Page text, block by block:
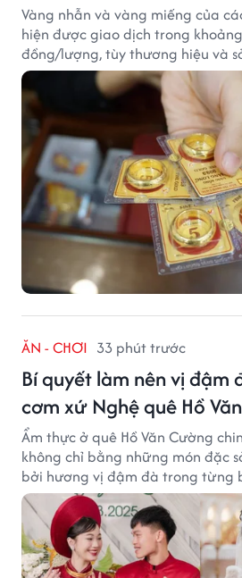
Vàng nhẫn và vàng miếng của
hiện được giao dịch trong
đồng/lượng, tùy thương hiệu và
ĂN - CHƠI 33 phút trước
Bí quyết làm nên vị đậm
cơm xứ Nghệ quê Hồ
Ẩm thực ở quê Hồ Văn Cường
không chỉ bằng những món đặc
bởi hương vị đậm đà trong từng
nét giản dị ấy là những bí quyết
giữ qua nhiều thế hệ.